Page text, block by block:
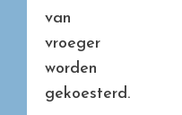
van
vroeger
worden
gekoesterd.